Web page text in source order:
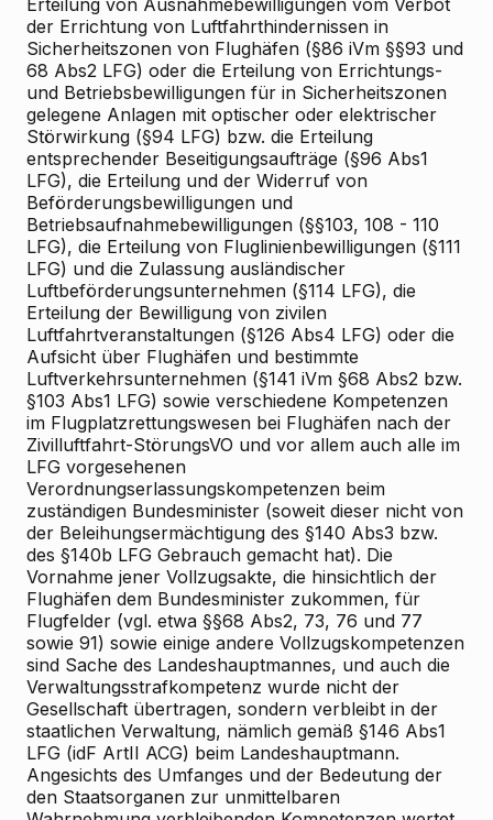
Erteilung von Ausnahmebewilligungen vom Verbot
der Errichtung von Luftfahrthindernissen in
Sicherheitszonen von Flughäfen (§86 iVm §§93 und
68 Abs2 LFG) oder die Erteilung von Errichtungs-
und Betriebsbewilligungen für in Sicherheitszonen
gelegene Anlagen mit optischer oder elektrischer
Störwirkung (§94 LFG) bzw. die Erteilung
entsprechender Beseitigungsaufträge (§96 Abs1
LFG), die Erteilung und der Widerruf von
Beförderungsbewilligungen und
Betriebsaufnahmebewilligungen (§§103, 108 - 110
LFG), die Erteilung von Fluglinienbewilligungen (§111
LFG) und die Zulassung ausländischer
Luftbeförderungsunternehmen (§114 LFG), die
Erteilung der Bewilligung von zivilen
Luftfahrtveranstaltungen (§126 Abs4 LFG) oder die
Aufsicht über Flughäfen und bestimmte
Luftverkehrsunternehmen (§141 iVm §68 Abs2 bzw.
§103 Abs1 LFG) sowie verschiedene Kompetenzen
im Flugplatzrettungswesen bei Flughäfen nach der
Zivilluftfahrt-StörungsVO und vor allem auch alle im
LFG vorgesehenen
Verordnungserlassungskompetenzen beim
zuständigen Bundesminister (soweit dieser nicht von
der Beleihungsermächtigung des §140 Abs3 bzw.
des §140b LFG Gebrauch gemacht hat). Die
Vornahme jener Vollzugsakte, die hinsichtlich der
Flughäfen dem Bundesminister zukommen, für
Flugfelder (vgl. etwa §§68 Abs2, 73, 76 und 77
sowie 91) sowie einige andere Vollzugskompetenzen
sind Sache des Landeshauptmannes, und auch die
Verwaltungsstrafkompetenz wurde nicht der
Gesellschaft übertragen, sondern verbleibt in der
staatlichen Verwaltung, nämlich gemäß §146 Abs1
LFG (idF ArtII ACG) beim Landeshauptmann.
Angesichts des Umfanges und der Bedeutung der
den Staatsorganen zur unmittelbaren